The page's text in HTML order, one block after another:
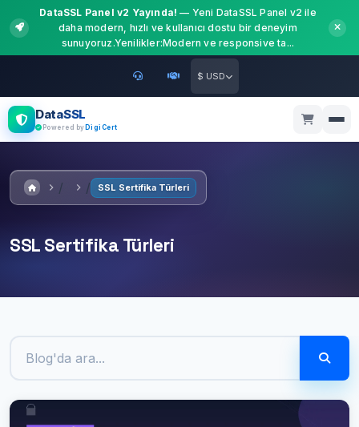
DataSSL Panel v2 Yayında! — Yeni DataSSL Panel v2 ile
daha modern, hızlı ve kullanıcı dostu bir deneyim
sunuyoruz.Yenilikler:Modern ve responsive ta...
$ USD
DataSSL
Powered by DigiCert
SSL Sertifika Türleri
SSL Sertifika Türleri